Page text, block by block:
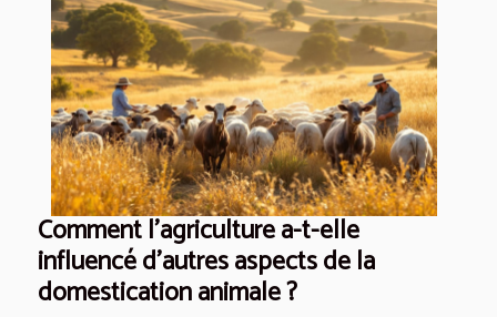
Comment l'agriculture a-t-elle
influencé d'autres aspects de la
domestication animale ?